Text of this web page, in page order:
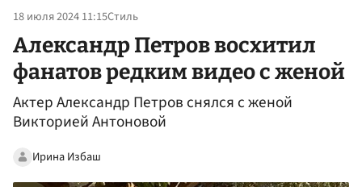
18 июля 2024 11:15Стиль
Александр Петров восхитил
фанатов редким видео с женой
Актер Александр Петров снялся с женой
Викторией Антоновой
Ирина Избаш